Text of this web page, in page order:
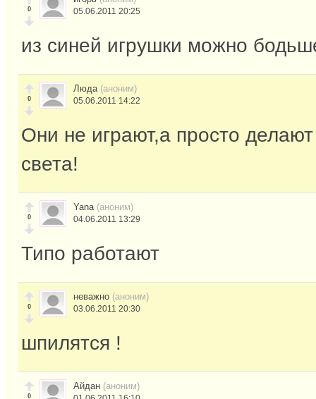
0 05.06.2011 20:25
из синей игрушки можно
0
Люда (аноним)
05.06.2011 14:22
Они не играют,а просто
света!
0
Yana (аноним)
04.06.2011 13:29
Типо работают
0
неважно (аноним)
03.06.2011 20:30
шпилятся !
0
Айдан (аноним)